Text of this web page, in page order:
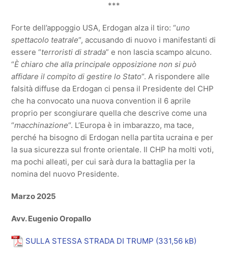
***
Forte dell’appoggio USA, Erdogan alza il tiro: “uno
spettacolo teatrale“, accusando di nuovo i manifestanti di
essere “terroristi di strada” e non lascia scampo alcuno.
“È chiaro che alla principale opposizione non si può
affidare il compito di gestire lo Stato“. A rispondere alle
falsità diffuse da Erdogan ci pensa il Presidente del CHP
che ha convocato una nuova convention il 6 aprile
proprio per scongiurare quella che descrive come una
“macchinazione“. L’Europa è in imbarazzo, ma tace,
perché ha bisogno di Erdogan nella partita ucraina e per
la sua sicurezza sul fronte orientale. Il CHP ha molti voti,
ma pochi alleati, per cui sarà dura la battaglia per la
nomina del nuovo Presidente.
Marzo 2025
Avv. Eugenio Oropallo
SULLA STESSA STRADA DI TRUMP